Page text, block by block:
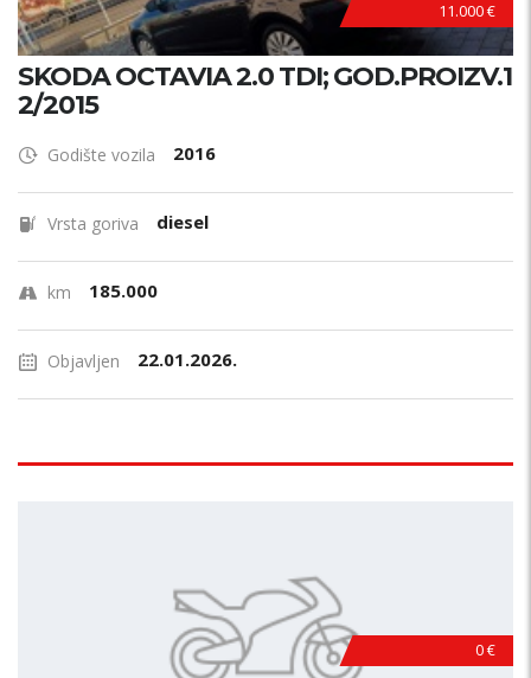
11.000 €
SKODA OCTAVIA 2.0 TDI; GOD.PROIZV.1
2/2015
Godište vozila 2016
Vrsta goriva diesel
km 185.000
Objavljen 22.01.2026.
0 €